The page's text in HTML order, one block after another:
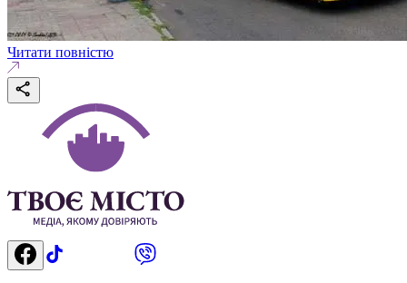
Читати повністю